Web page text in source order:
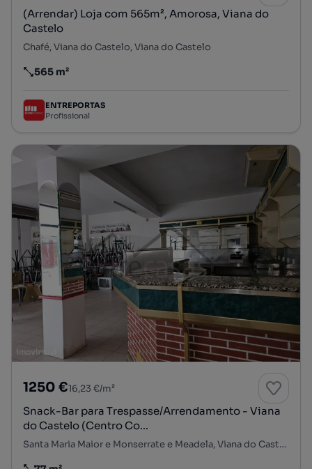
(Arrendar) Loja com 565m², Amorosa, Viana do
Castelo
Chafé, Viana do Castelo, Viana do Castelo
Preço por metro quadrado
565 m²
ENTREPORTAS
Profissional
1250 €16,23 €/m²
Snack-Bar para Trespasse/Arrendamento - Viana
do Castelo (Centro Co...
Santa Maria Maior e Monserrate e Meadela, Viana do Castelo, Viana do Castelo